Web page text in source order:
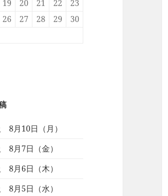
19 20 21 22
23
26 27 28 29
30
月10日（月）
月7日（金）
月6日（木）
月5日（水）